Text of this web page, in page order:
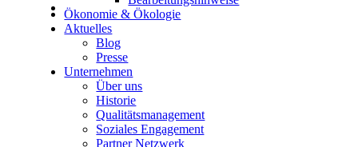
Ökonomie & Ökologie
Aktuelles
Blog
Presse
Unternehmen
Über uns
Historie
Qualitätsmanagement
Soziales Engagement
Partner Netzwerk